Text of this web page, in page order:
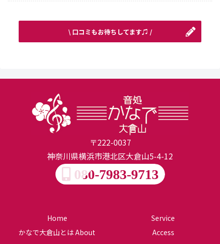
\ 口コミもお待ちしてます♫ /
〒222-0037
神奈川県横浜市港北区大倉山5-4-12
080-7983-9713
Home
Service
かなで大倉山とは About
Access